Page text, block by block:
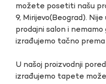
možete posetiti našu
9, Mirijevo(Beograd).
prodajni salon i
izrađujemo tačno prema
U našoj proizvodnji
izrađujemo tapete